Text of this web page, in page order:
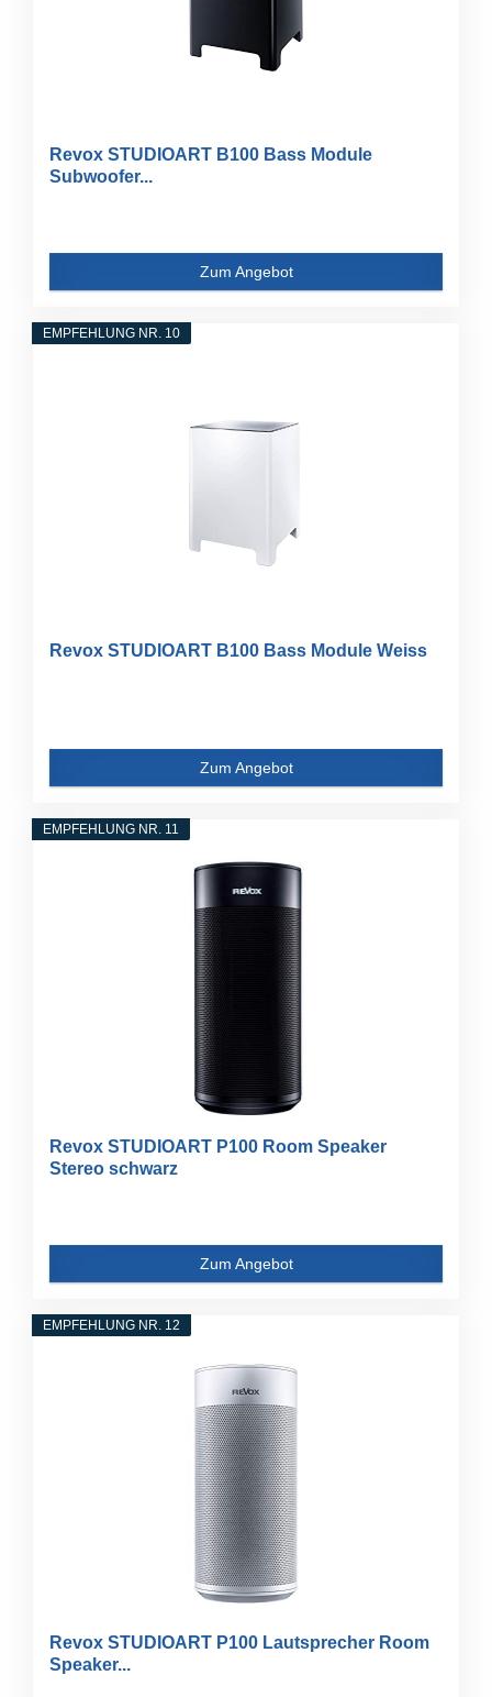
Revox STUDIOART B100 Bass Module
Subwoofer...
Zum Angebot
EMPFEHLUNG NR. 10
Revox STUDIOART B100 Bass Module Weiss
Zum Angebot
EMPFEHLUNG NR. 11
Revox STUDIOART P100 Room Speaker
Stereo schwarz
Zum Angebot
EMPFEHLUNG NR. 12
Revox STUDIOART P100 Lautsprecher Room
Speaker...